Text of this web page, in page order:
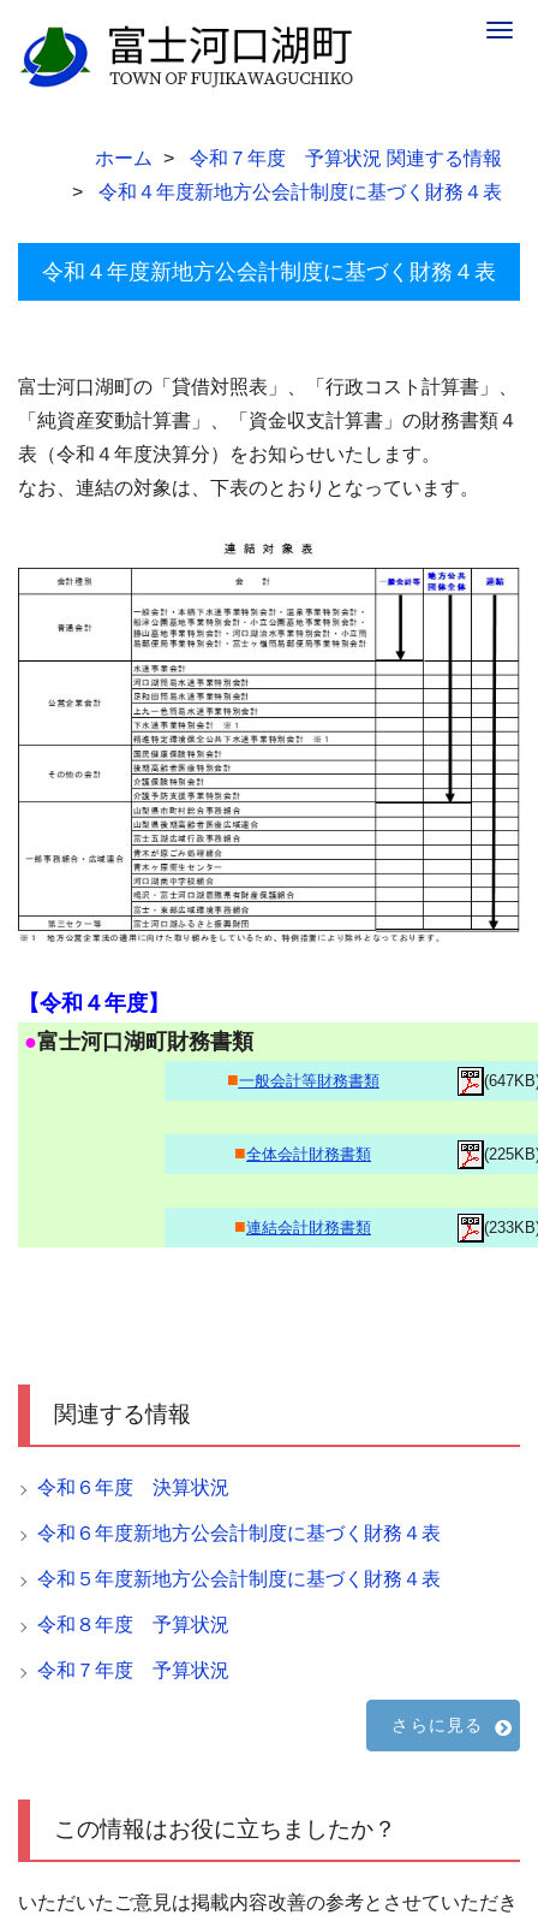
ホーム
令和７年度 予算状況 関連する情報
令和４年度新地方公会計制度に基づく財務４表
令和４年度新地方公会計制度に基づく財務４表
富士河口湖町の「貸借対照表」、「行政コスト計算書」、
「純資産変動計算書」、「資金収支計算書」の財務書類４
表（令和４年度決算分）をお知らせいたします。
なお、 連結の対象は、下表のとおりとなっています。
【令和４年度】
●富士河口湖町財務書類
■一般会計等財務書類
■全体会計財務書類
■連結会計財務書類
関連する情報
令和６年度 決算状況
令和６年度新地方公会計制度に基づく財務４表
令和５年度新地方公会計制度に基づく財務４表
令和８年度 予算状況
令和７年度 予算状況
さらに見る
この情報はお役に立ちましたか？
いただいたご意見は掲載内容改善の参考とさせていただき